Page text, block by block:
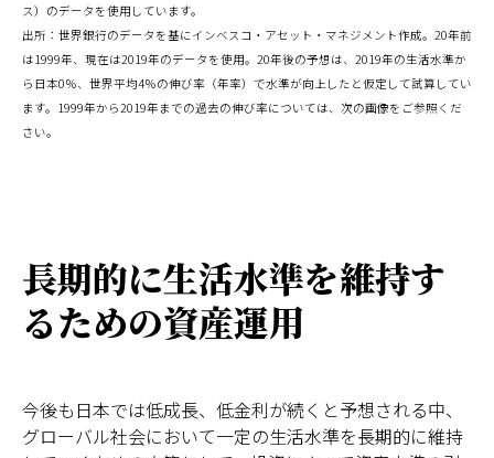
ス）のデータを使用しています。
出所：世界銀行のデータを基にインベスコ・アセット・マネジメント作成。20年前
は1999年、現在は2019年のデータを使用。20年後の予想は、2019年の生活水準か
ら日本0％、世界平均4％の伸び率（年率）で水準が向上したと仮定して試算してい
ます。1999年から2019年までの過去の伸び率については、次の画像をご参照くだ
さい。
長期的に生活水準を維持す
るための資産運用
今後も日本では低成長、低金利が続くと予想される中、
グローバル社会において一定の生活水準を長期的に維持